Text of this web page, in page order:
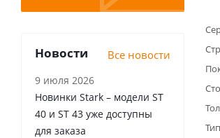
Новости Все новости
9 июля 2026
Новинки Stark – модели ST
40 и ST 43 уже доступны
для заказа